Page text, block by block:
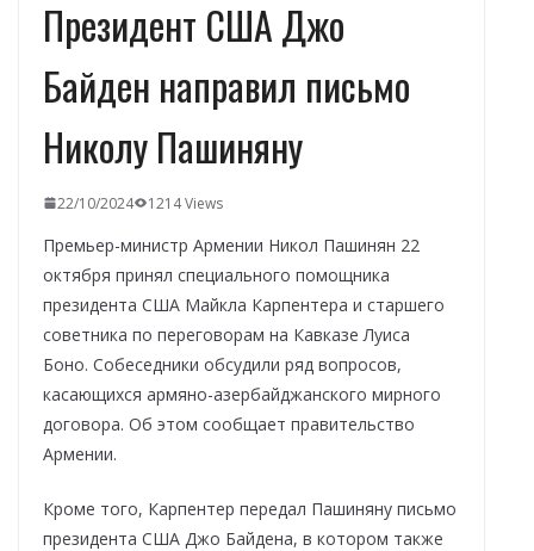
Президент США Джо
Байден направил письмо
Николу Пашиняну
22/10/2024 1214 Views
Премьер-министр Армении Никол Пашинян 22
октября принял специального помощника
президента США Майкла Карпентера и старшего
советника по переговорам на Кавказе Луиса
Боно. Собеседники обсудили ряд вопросов,
касающихся армяно-азербайджанского мирного
договора. Об этом сообщает правительство
Армении.
Кроме того, Карпентер передал Пашиняну письмо
президента США Джо Байдена, в котором также